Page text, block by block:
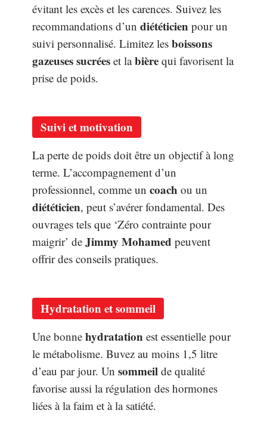
évitant les excès et les carences. Suivez les
recommandations d’un diététicien pour un
suivi personnalisé. Limitez les boissons
gazeuses sucrées et labière qui favorisent la
prise de poids.
Suivi et motivation
La perte de poids doit être un objectif à long
terme. L’accompagnement d’un
professionnel, comme un coach ou un
diététicien, peut s’avérer fondamental. Des
ouvrages tels que ‘Zéro contrainte pour
maigrir’ de Jimmy Mohamed peuvent
offrir des conseils pratiques.
Hydratation et sommeil
Une bonne hydratation est essentielle pour
le métabolisme. Buvez au moins 1,5 litre
d’eau par jour. Un sommeil de qualité
favorise aussi la régulation des hormones
liées à la faim et à la satiété.